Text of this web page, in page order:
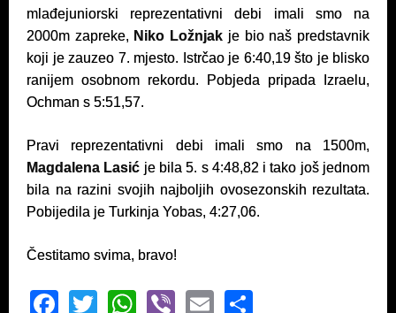
mlađejuniorski reprezentativni debi imali smo na
2000m zapreke, Niko Ložnjak je bio naš predstavnik
koji je zauzeo 7. mjesto. Istrčao je 6:40,19 što je blisko
ranijem osobnom rekordu. Pobjeda pripada Izraelu,
Ochman s 5:51,57.
Pravi reprezentativni debi imali smo na 1500m,
Magdalena Lasić je bila 5. s 4:48,82 i tako još jednom
bila na razini svojih najboljih ovosezonskih rezultata.
Pobijedila je Turkinja Yobas, 4:27,06.
Čestitamo svima, bravo!
F
T
W
Vi
E